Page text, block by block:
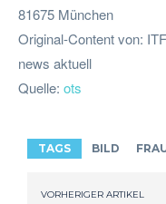
81675 München
Original-Content von:
news aktuell
Quelle: ots
TAGS BILD
VORHERIGER ARTIKEL